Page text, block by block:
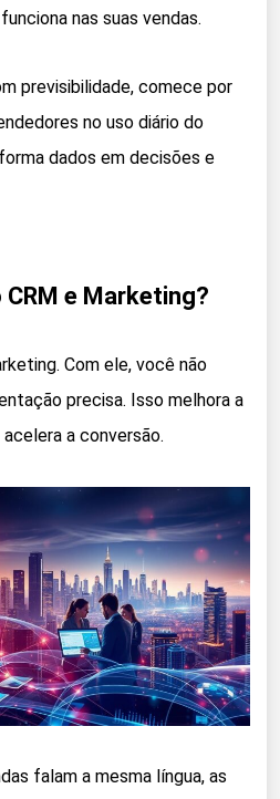
nas suas vendas.
previsibilidade, comece por
no uso diário do
dados em decisões e
CRM e Marketing?
Com ele, você não
precisa. Isso melhora a
a conversão.
falam a mesma língua, as